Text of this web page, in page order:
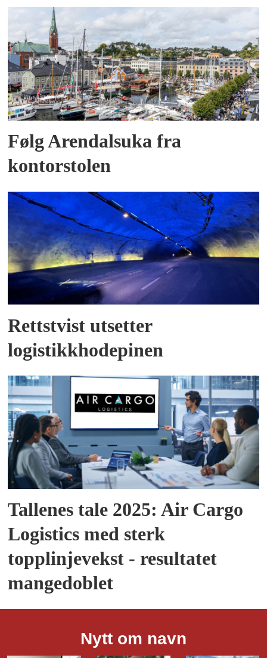
Følg Arendalsuka fra
kontorstolen
Rettstvist utsetter
logistikkhodepinen
Tallenes tale 2025: Air Cargo
Logistics med sterk
topplinjevekst - resultatet
mangedoblet
Nytt om navn